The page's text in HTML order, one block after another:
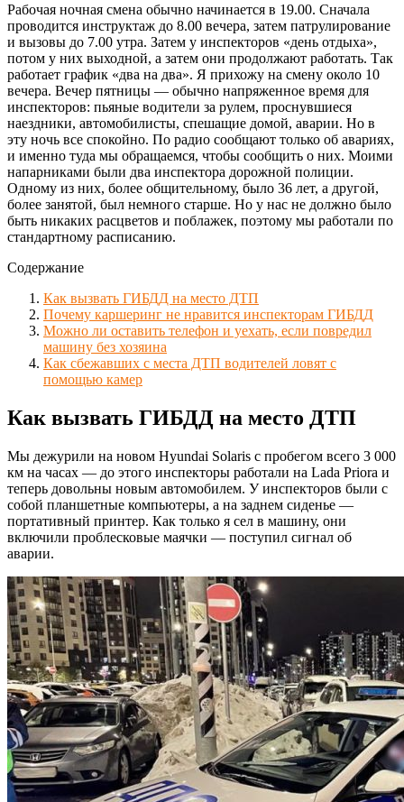
Рабочая ночная смена обычно начинается в 19.00. Сначала
проводится инструктаж до 8.00 вечера, затем патрулирование
и вызовы до 7.00 утра. Затем у инспекторов «день отдыха»,
потом у них выходной, а затем они продолжают работать. Так
работает график «два на два». Я прихожу на смену около 10
вечера. Вечер пятницы — обычно напряженное время для
инспекторов: пьяные водители за рулем, проснувшиеся
наездники, автомобилисты, спешащие домой, аварии. Но в
эту ночь все спокойно. По радио сообщают только об авариях,
и именно туда мы обращаемся, чтобы сообщить о них. Моими
напарниками были два инспектора дорожной полиции.
Одному из них, более общительному, было 36 лет, а другой,
более занятой, был немного старше. Но у нас не должно было
быть никаких расцветов и поблажек, поэтому мы работали по
стандартному расписанию.
Содержание
Как вызвать ГИБДД на место ДТП
Почему каршеринг не нравится инспекторам ГИБДД
Можно ли оставить телефон и уехать, если повредил
машину без хозяина
Как сбежавших с места ДТП водителей ловят с
помощью камер
Как вызвать ГИБДД на место ДТП
Мы дежурили на новом Hyundai Solaris с пробегом всего 3 000
км на часах — до этого инспекторы работали на Lada Priora и
теперь довольны новым автомобилем. У инспекторов были с
собой планшетные компьютеры, а на заднем сиденье —
портативный принтер. Как только я сел в машину, они
включили проблесковые маячки — поступил сигнал об
аварии.